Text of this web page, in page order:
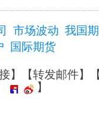
市场波动 我国
国际期货
】【转发邮件】
】